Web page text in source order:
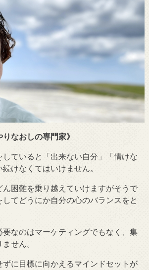
りなおしの専門家》
ていると「出来ない自分」「情けな
けなくてはいけません。
困難を乗り越えていけますがそうで
てどうにか自分の心のバランスをと
要なのはマーケティングでもなく、集
せん。
ずに目標に向かえるマインドセットが